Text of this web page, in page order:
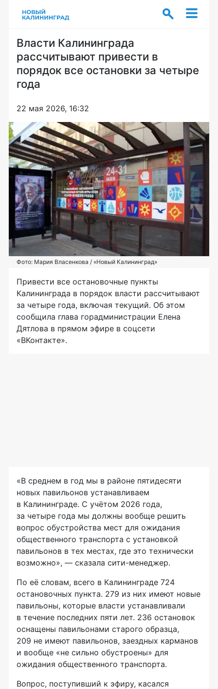
Власти Калининграда
рассчитывают привести в
порядок все остановки за четыре
года
22 мая 2026, 16:32
Фото: Мария Власенкова / «Новый Калининград»
Привести все остановочные пункты
Калининграда в порядок власти рассчитывают
за четыре года, включая текущий. Об этом
сообщила глава горадминистрации Елена
Дятлова в прямом эфире в соцсети
«ВКонтакте».
«В среднем в год мы в районе пятидесяти
новых павильонов устанавливаем
в Калининграде. С учётом 2026 года,
за четыре года мы должны вообще решить
вопрос обустройства мест для ожидания
общественного транспорта с установкой
павильонов в тех местах, где это технически
возможно», — сказала сити-менеджер.
По её словам, всего в Калининграде 724
остановочных пункта. 279 из них имеют новые
павильоны, которые власти устанавливали
в течение последних пяти лет. 236 остановок
оснащены павильонами старого образца,
209 не имеют павильонов, заездных карманов
и вообще «не сильно обустроены» для
ожидания общественного транспорта.
Вопрос, поступивший к эфиру, касался